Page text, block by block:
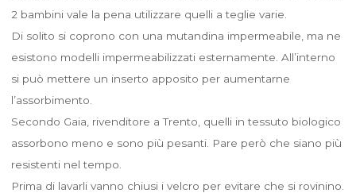
2 bambini vale la pena utilizzare quelli a teglie varie.
Di solito si coprono con una mutandina impermeabile, ma ne
esistono modelli impermeabilizzati esternamente. All’interno
si può mettere un inserto apposito per aumentarne
l’assorbimento.
Secondo Gaia, rivenditore a Trento, quelli in tessuto biologico
assorbono meno e sono più pesanti. Pare però che siano più
resistenti nel tempo.
Prima di lavarli vanno chiusi i velcro per evitare che si rovinino.